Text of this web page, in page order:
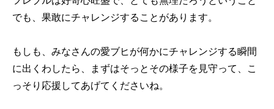
でも、果敢にチャレンジすることがあります。
もしも、みなさんの愛ブヒが何かにチャレンジする瞬間
に出くわしたら、まずはそっとその様子を見守って、こ
っそり応援してあげてくださいね。